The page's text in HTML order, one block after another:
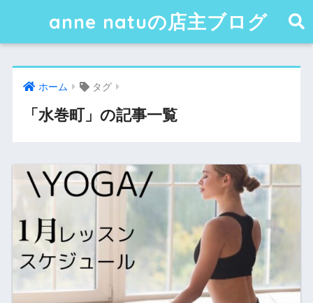
anne natuの店主ブログ
ホーム タグ
「水巻町」の記事一覧